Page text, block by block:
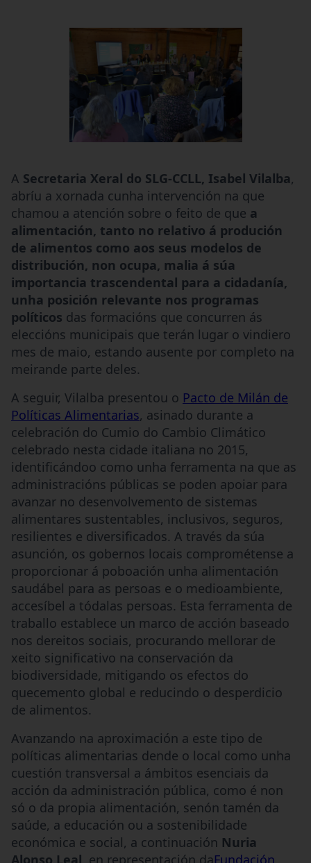
A Secretaria Xeral do SLG-CCLL, Isabel Vilalba,
abríu a xornada cunha intervención na que
chamou a atención sobre o feito de que a
alimentación, tanto no relativo á produción
de alimentos como aos seus modelos de
distribución, non ocupa, malia á súa
importancia trascendental para a cidadanía,
unha posición relevante nos programas
políticos das formacións que concurren ás
eleccións municipais que terán lugar o vindiero
mes de maio, estando ausente por completo na
meirande parte deles.
A seguir, Vilalba presentou o Pacto de Milán de
Políticas Alimentarias, asinado durante a
celebración do Cumio do Cambio Climático
celebrado nesta cidade italiana no 2015,
identificándoo como unha ferramenta na que as
administracións públicas se poden apoiar para
avanzar no desenvolvemento de sistemas
alimentares sustentables, inclusivos, seguros,
resilientes e diversificados. A través da súa
asunción, os gobernos locais comprométense a
proporcionar á poboación unha alimentación
saudábel para as persoas e o medioambiente,
accesíbel a tódalas persoas. Esta ferramenta de
traballo establece un marco de acción baseado
nos dereitos sociais, procurando mellorar de
xeito significativo na conservación da
biodiversidade, mitigando os efectos do
quecemento global e reducindo o desperdicio
de alimentos.
Avanzando na aproximación a este tipo de
políticas alimentarias dende o local como unha
cuestión transversal a ámbitos esenciais da
acción da administración pública, como é non
só o da propia alimentación, senón tamén da
saúde, a educación ou a sostenibilidade
económica e social, a continuación Nuria
Alonso Leal , en representación daFundación